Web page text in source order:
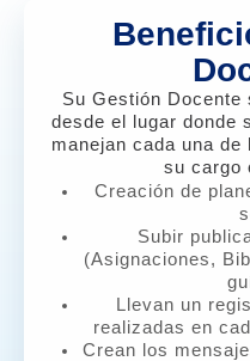
Su Gestión
desde el lugar donde
manejan cada una
su cargo
Creación de
Subir
(Asignaciones,
Llevan un
realizadas en
Crean los